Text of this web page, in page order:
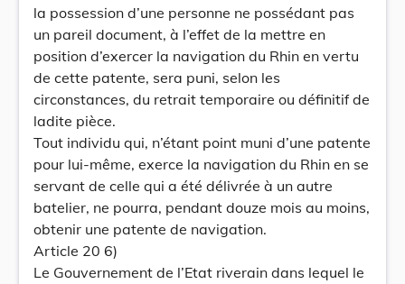
la possession d’une personne ne possédant pas
un pareil document, à l’effet de la mettre en
position d’exercer la navigation du Rhin en vertu
de cette patente, sera puni, selon les
circonstances, du retrait temporaire ou définitif de
ladite pièce.
Tout individu qui, n’étant point muni d’une patente
pour lui-même, exerce la navigation du Rhin en se
servant de celle qui a été délivrée à un autre
batelier, ne pourra, pendant douze mois au moins,
obtenir une patente de navigation.
Article 20 6)
Le Gouvernement de l’Etat riverain dans lequel le